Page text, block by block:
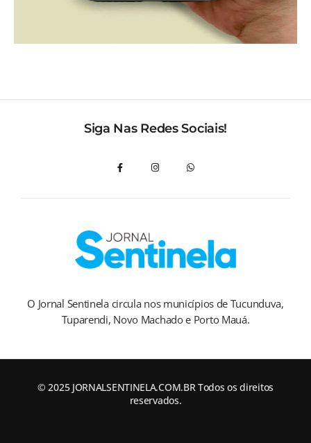
Siga Nas Redes Sociais!
O Jornal Sentinela circula nos municípios de Tucunduva,
Tuparendi, Novo Machado e Porto Mauá.
© 2025 JORNALSENTINELA.COM.BR Todos os direitos
reservados.